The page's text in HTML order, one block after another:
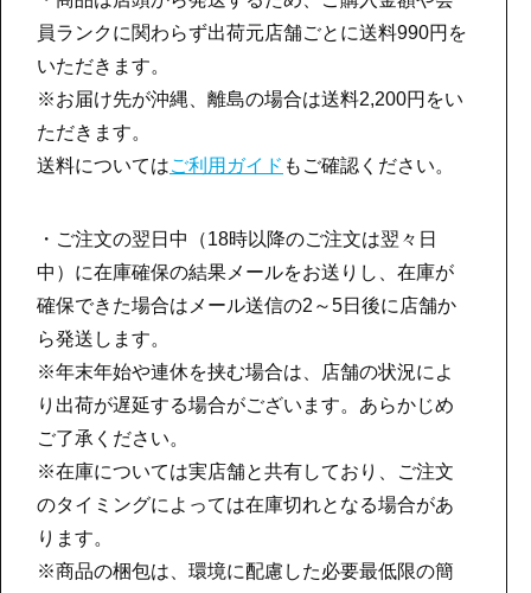
員ランクに関わらず出荷元店舗ごとに送料990円を
いただきます。
※お届け先が沖縄、離島の場合は送料2,200円をい
ただきます。
送料についてはご利用ガイド もご確認ください。
・ご注文の翌日中（18時以降のご注文は翌々日
中）に在庫確保の結果メールをお送りし、在庫が
確保できた場合はメール送信の2～5日後に店舗か
ら発送します。
※年末年始や連休を挟む場合は、店舗の状況によ
り出荷が遅延する場合がございます。あらかじめ
ご了承ください。
※在庫については実店舗と共有しており、ご注文
のタイミングによっては在庫切れとなる場合があ
ります。
※商品の梱包は、環境に配慮した必要最低限の簡